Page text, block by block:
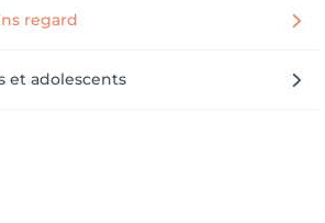
regard
et adolescents